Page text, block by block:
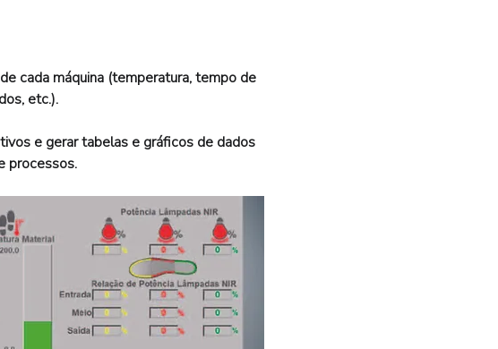
cada máquina (temperatura, tempo de
etc.).
e gerar tabelas e gráficos de dados
processos.